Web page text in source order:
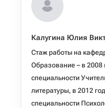
Калугина Юлия
Стаж работы на
Образование – в 2008
специальности
литературы, в 2012
специальности